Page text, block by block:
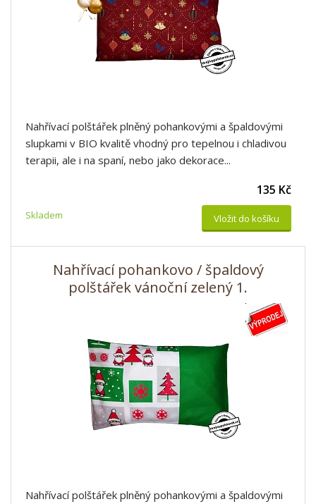
Nahřívací polštářek plněný pohankovými a špaldovými
slupkami v BIO kvalitě vhodný pro tepelnou i chladivou
terapii, ale i na spaní, nebo jako dekorace...
Skladem
135 Kč
Vložit do košíku
Nahřívací pohankovo / špaldový
polštářek vánoční zelený 1.
Nahřívací polštářek plněný pohankovými a špaldovými